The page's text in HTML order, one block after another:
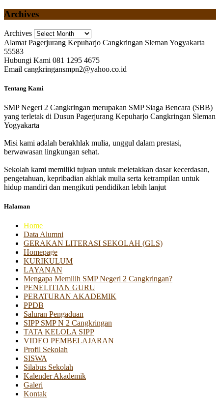
Archives
Archives
Alamat Pagerjurang Kepuharjo Cangkringan Sleman Yogyakarta
55583
Hubungi Kami 081 1295 4675
Email cangkringansmpn2@yahoo.co.id
Tentang Kami
SMP Negeri 2 Cangkringan merupakan SMP Siaga Bencara (SBB)
yang terletak di Dusun Pagerjurang Kepuharjo Cangkringan Sleman
Yogyakarta
Misi kami adalah berakhlak mulia, unggul dalam prestasi,
berwawasan lingkungan sehat.
Sekolah kami memiliki tujuan untuk meletakkan dasar kecerdasan,
pengetahuan, kepribadian akhlak mulia serta ketrampilan untuk
hidup mandiri dan mengikuti pendidikan lebih lanjut
Halaman
Home
Data Alumni
GERAKAN LITERASI SEKOLAH (GLS)
Homepage
KURIKULUM
LAYANAN
Mengapa Memilih SMP Negeri 2 Cangkringan?
PENELITIAN GURU
PERATURAN AKADEMIK
PPDB
Saluran Pengaduan
SIPP SMP N 2 Cangkringan
TATA KELOLA SIPP
VIDEO PEMBELAJARAN
Profil Sekolah
SISWA
Silabus Sekolah
Kalender Akademik
Galeri
Kontak